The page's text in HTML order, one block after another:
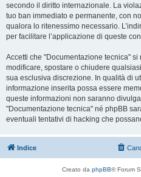
secondo il diritto internazionale. La
tuo ban immediato e permanente, con
qualora lo ritenessimo necessario.
per facilitare l’applicazione di queste
Accetti che "Documentazione tecnica"
modificare, spostare o chiudere
sua esclusiva discrezione. In qualità di
informazione inserita possa essere
queste informazioni non saranno
"Documentazione tecnica" né phpBB
eventuali tentativi di hacking che
Indice
Creato da phpBB® Forum